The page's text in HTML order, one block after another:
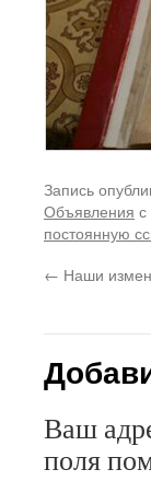
Запись
Объявления
постоянную
← Наши
Ваш
поля